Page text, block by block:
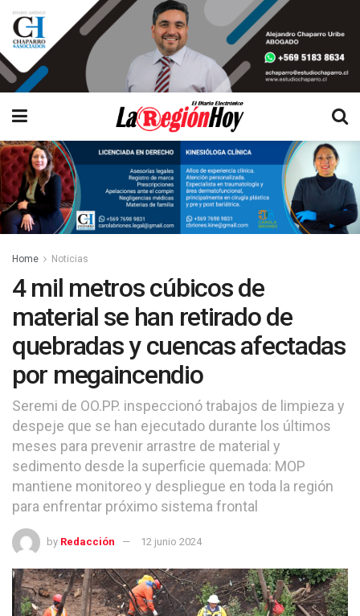
Home Noticias
4 mil metros cúbicos de
material se han retirado de
quebradas y cuencas afectadas
por megaincendio
Seremi de OO.PP. inspeccionó trabajos de limpieza y
despeje que se han ejecutado durante los últimos
meses para prevenir arrastre de material y
sedimento desde la superficie quemada: MOP
mantiene monitoreo y despliegue en toda la región
para enfrentar próximo sistema frontal
by Redacción 12 junio 2024